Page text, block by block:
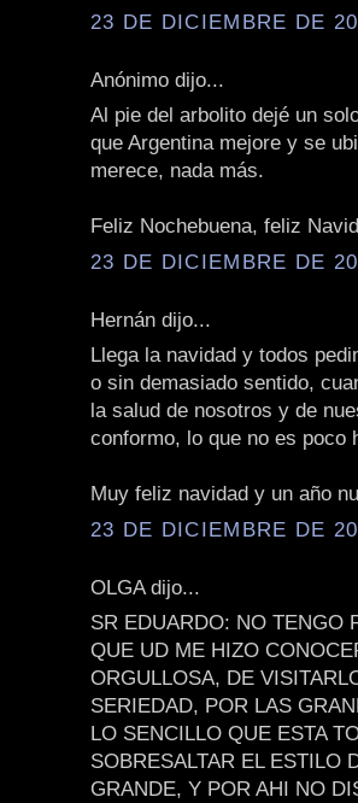
23 DE DICIEMBRE DE
Anónimo dijo...
Al pie del arbolito dejé un
que Argentina mejore y se
merece, nada más.
Feliz Nochebuena, feliz
23 DE DICIEMBRE DE
Hernán dijo...
Llega la navidad y todos
o sin demasiado sentido,
la salud de nosotros y de
conformo, lo que no es poco
Muy feliz navidad y un año
23 DE DICIEMBRE DE
OLGA dijo...
SR EDUARDO: NO TENGO
QUE UD ME HIZO
ORGULLOSA, DE
SERIEDAD, POR LAS
LO SENCILLO QUE ESTA
SOBRESALTAR EL ESTILO
GRANDE, Y POR AHI NO